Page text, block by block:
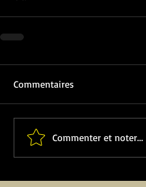
Commentaires
Commenter et noter...